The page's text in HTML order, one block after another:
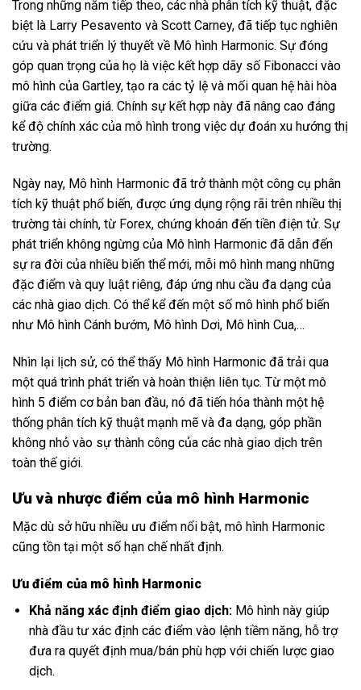
Trong những năm tiếp theo, các nhà phân tích kỹ thuật, đặc
biệt là Larry Pesavento và Scott Carney, đã tiếp tục nghiên
cứu và phát triển lý thuyết về Mô hình Harmonic. Sự đóng
góp quan trọng của họ là việc kết hợp dãy số Fibonacci vào
mô hình của Gartley, tạo ra các tỷ lệ và mối quan hệ hài hòa
giữa các điểm giá. Chính sự kết hợp này đã nâng cao đáng
kể độ chính xác của mô hình trong việc dự đoán xu hướng thị
trường.
Ngày nay, Mô hình Harmonic đã trở thành một công cụ phân
tích kỹ thuật phổ biến, được ứng dụng rộng rãi trên nhiều thị
trường tài chính, từ Forex, chứng khoán đến tiền điện tử. Sự
phát triển không ngừng của Mô hình Harmonic đã dẫn đến
sự ra đời của nhiều biến thể mới, mỗi mô hình mang những
đặc điểm và quy luật riêng, đáp ứng nhu cầu đa dạng của
các nhà giao dịch. Có thể kể đến một số mô hình phổ biến
như Mô hình Cánh bướm, Mô hình Dơi, Mô hình Cua,…
Nhìn lại lịch sử, có thể thấy Mô hình Harmonic đã trải qua
một quá trình phát triển và hoàn thiện liên tục. Từ một mô
hình 5 điểm cơ bản ban đầu, nó đã tiến hóa thành một hệ
thống phân tích kỹ thuật mạnh mẽ và đa dạng, góp phần
không nhỏ vào sự thành công của các nhà giao dịch trên
toàn thế giới.
Ưu và nhược điểm của mô hình Harmonic
Mặc dù sở hữu nhiều ưu điểm nổi bật, mô hình Harmonic
cũng tồn tại một số hạn chế nhất định.
Ưu điểm của mô hình Harmonic
Khả năng xác định điểm giao dịch:Mô hình này giúp
nhà đầu tư xác định các điểm vào lệnh tiềm năng, hỗ trợ
đưa ra quyết định mua/bán phù hợp với chiến lược giao
dịch.